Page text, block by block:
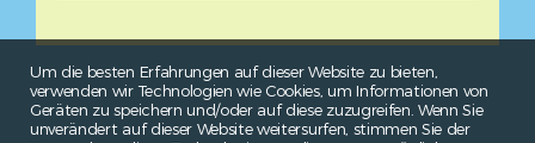
Um die besten Erfahrungen auf dieser Website zu bieten,
verwenden wir Technologien wie Cookies, um Informationen von
Geräten zu speichern und/oder auf diese zuzugreifen. Wenn Sie
unverändert auf dieser Website weitersurfen, stimmen Sie der